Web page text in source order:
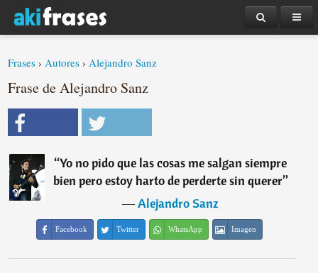
Frases ›Autores ›Alejandro Sanz
Frase de Alejandro Sanz
“Yo no pido que las cosas me salgan siempre
bien pero estoy harto de perderte sin querer”
―Alejandro Sanz
Facebook Twitter WhatsApp Imagen